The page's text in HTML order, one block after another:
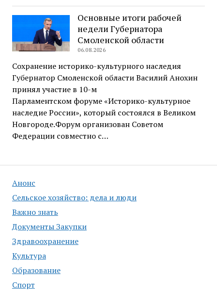
Анонс
Сельское хозяйство: дела и люди
Важно знать
Документы Закупки
Здравоохранение
Культура
Образование
Спорт
Основные итоги рабочей
недели Губернатора
Смоленской области
06.08.2026
Сохранение историко-культурного наследия
Губернатор Смоленской области Василий Анохин
принял участие в 10-м
Парламентском форуме «Историко-культурное
наследие России», который состоялся в Великом
Новгороде.Форум организован Советом
Федерации совместно с…